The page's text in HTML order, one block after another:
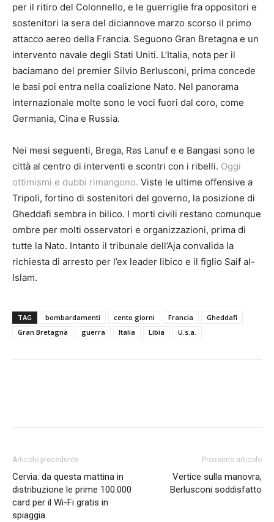
per il ritiro del Colonnello, e le guerriglie fra oppositori e
sostenitori la sera del diciannove marzo scorso il primo
attacco aereo della Francia. Seguono Gran Bretagna e un
intervento navale degli Stati Uniti. L’Italia, nota per il
baciamano del premier Silvio Berlusconi, prima concede
le basi poi entra nella coalizione Nato. Nel panorama
internazionale molte sono le voci fuori dal coro, come
Germania, Cina e Russia.
Nei mesi seguenti, Brega, Ras Lanuf e e Bangasi sono le
città al centro di interventi e scontri con i ribelli. Oggi
ottimismi e dubbi rimangono. Viste le ultime offensive a
Tripoli, fortino di sostenitori del governo, la posizione di
Gheddafi sembra in bilico. I morti civili restano comunque
ombre per molti osservatori e organizzazioni, prima di
tutte la Nato. Intanto il tribunale dell’Aja convalida la
richiesta di arresto per l’ex leader libico e il figlio Saif al-
Islam.
TAG bombardamenti cento giorni Francia
Gheddafi
Gran Bretagna
guerra Italia Libia U.s.a.
Articolo precedente
Cervia: da questa mattina in
distribuzione le prime 100.000
card per il Wi-Fi gratis in
spiaggia
Prossimo articolo
Vertice sulla manovra,
Berlusconi soddisfatto